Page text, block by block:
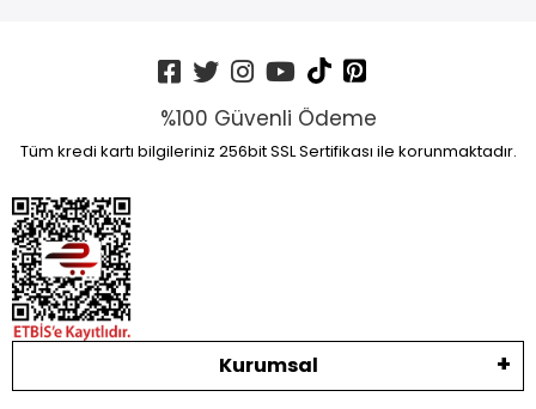
%100 Güvenli Ödeme
Tüm kredi kartı bilgileriniz 256bit SSL Sertifikası ile korunmaktadır.
Kurumsal